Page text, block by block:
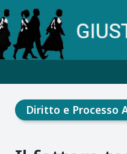
Diritto e Processo